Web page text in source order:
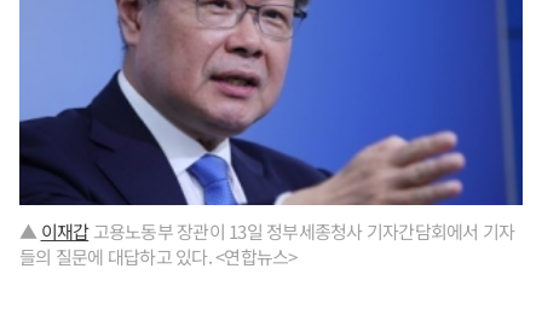
▲이재갑고용노동부 장관이 13일 정부세종청사 기자간담회에서 기자
들의 질문에 대답하고 있다. <연합뉴스>